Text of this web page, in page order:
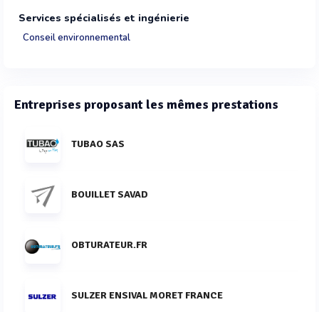
Services spécialisés et ingénierie
Conseil environnemental
Entreprises proposant les mêmes prestations
TUBAO SAS
BOUILLET SAVAD
OBTURATEUR.FR
SULZER ENSIVAL MORET FRANCE